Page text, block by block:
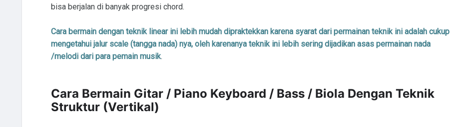
bisa berjalan di banyak progresi chord.
Cara bermain dengan teknik linear ini lebih mudah dipraktekkan karena syarat dari permainan teknik ini adalah cukup
mengetahui jalur scale (tangga nada) nya, oleh karenanya teknik ini lebih sering dijadikan asas permainan nada
/melodi dari para pemain musik.
Cara Bermain Gitar / Piano Keyboard / Bass / Biola Dengan Teknik
Struktur (Vertikal)